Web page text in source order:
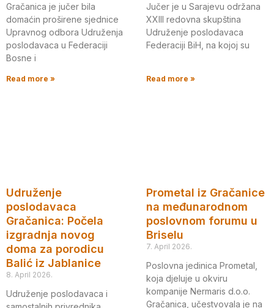
Gračanica je jučer bila
domaćin proširene sjednice
Upravnog odbora Udruženja
poslodavaca u Federaciji
Bosne i
Read more »
Jučer je u Sarajevu održana
XXIII redovna skupština
Udruženje poslodavaca
Federaciji BiH, na kojoj su
Read more »
Udruženje
poslodavaca
Gračanica: Počela
izgradnja novog
doma za porodicu
Balić iz Jablanice
8. April 2026.
Udruženje poslodavaca i
Prometal iz Gračanice
na međunarodnom
poslovnom forumu u
Briselu
7. April 2026.
Poslovna jedinica Prometal,
koja djeluje u okviru
kompanije Nermaris d.o.o.
Gračanica, učestvovala je na